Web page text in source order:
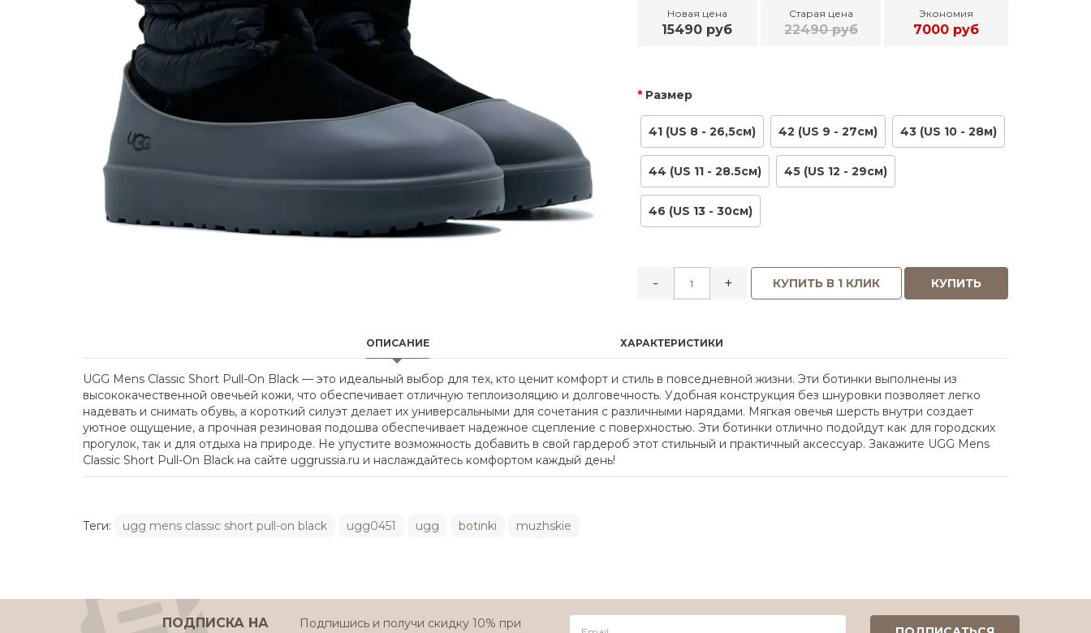
Новая цена
15490 руб
Старая цена
22490 руб
Экономия
7000 руб
Размер
41 (US 8 - 26,5см) 42 (US 9 - 27см) 43 (US 10 - 28м)
44 (US 11 - 28.5см) 45 (US 12 - 29см)
46 (US 13 - 30см)
- + КУПИТЬ В 1 КЛИК КУПИТЬ
ОПИСАНИЕ ХАРАКТЕРИСТИКИ
UGG Mens Classic Short Pull-On Black — это идеальный выбор для тех, кто ценит комфорт и стиль в повседневной жизни. Эти ботинки выполнены из
высококачественной овечьей кожи, что обеспечивает отличную теплоизоляцию и долговечность. Удобная конструкция без шнуровки позволяет легко
надевать и снимать обувь, а короткий силуэт делает их универсальными для сочетания с различными нарядами. Мягкая овечья шерсть внутри создает
уютное ощущение, а прочная резиновая подошва обеспечивает надежное сцепление с поверхностью. Эти ботинки отлично подойдут как для городских
прогулок, так и для отдыха на природе. Не упустите возможность добавить в свой гардероб этот стильный и практичный аксессуар. Закажите UGG Mens
Classic Short Pull-On Black на сайте uggrussia.ru и наслаждайтесь комфортом каждый день!
Теги: ugg mens classic short pull-on black ugg0451 ugg botinki muzhskie
ПОДПИСКА НА
Подпишись и получи скидку 10% при